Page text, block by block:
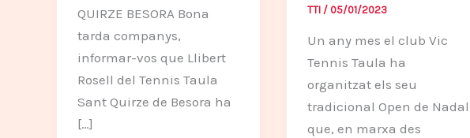
QUIRZE BESORA Bona
tarda companys,
informar-vos que Llibert
Rosell del Tennis Taula
Sant Quirze de Besora ha
[…]
TTI / 05/01/2023
Un any mes el club Vic
Tennis Taula ha
organitzat els seu
tradicional Open de Nadal
que, en marxa des